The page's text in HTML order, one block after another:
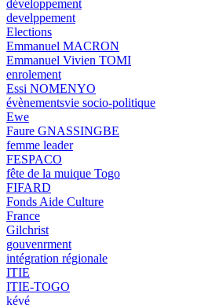
développement
develppement
Elections
Emmanuel MACRON
Emmanuel Vivien TOMI
enrolement
Essi NOMENYO
évènementsvie socio-politique
Ewe
Faure GNASSINGBE
femme leader
FESPACO
fête de la muique Togo
FIFARD
Fonds Aide Culture
France
Gilchrist
gouvenrment
intégration régionale
ITIE
ITIE-TOGO
kévé